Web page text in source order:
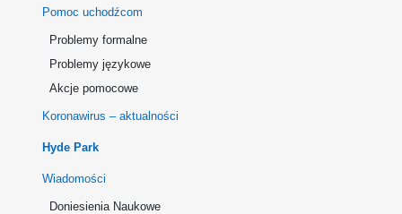
Pomoc uchodźcom
Problemy formalne
Problemy językowe
Akcje pomocowe
Koronawirus – aktualności
Hyde Park
Wiadomości
Doniesienia Naukowe